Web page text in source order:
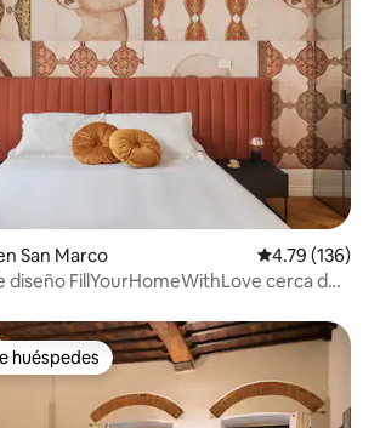
San Marco Calificación
4.79 (136)
FillYourHomeWithLove cerca de
Favorito entre huéspedes
huéspedes